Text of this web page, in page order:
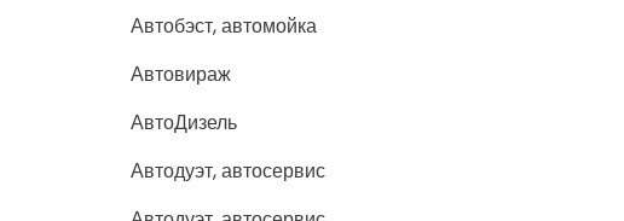
Автобэст, автомойка
Автовираж
АвтоДизель
Автодуэт, автосервис